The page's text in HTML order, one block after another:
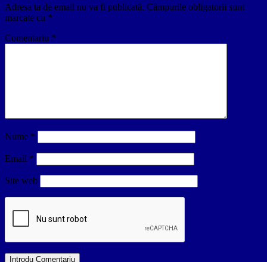
Adresa ta de email nu va fi publicată. Câmpurile obligatorii sunt
marcate cu *
Comentariu *
Nume *
Email *
Site web